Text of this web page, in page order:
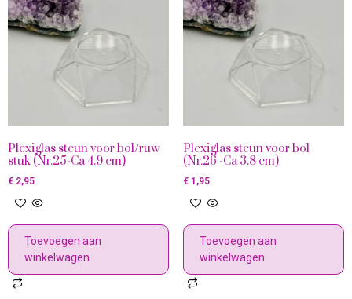
Plexiglas steun voor bol/ruw
stuk (Nr.25-Ca 4.9 cm)
€ 2,95
Toevoegen aan
winkelwagen
Plexiglas steun voor bol
(Nr.26 -Ca 3.8 cm)
€1,95
Toevoegen aan
winkelwagen